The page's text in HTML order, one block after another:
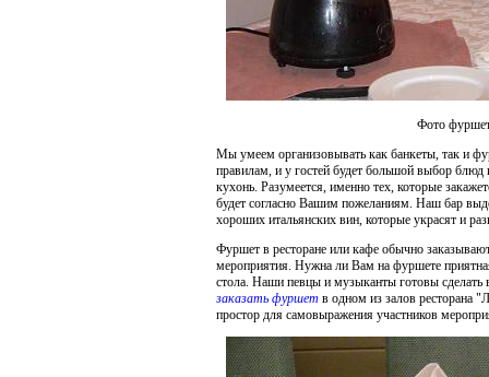
Фото
Мы умеем организовывать как банкеты, так и
правилам, и у гостей будет большой выбор блюд
кухонь. Разумеется, именно тех, которые
будет согласно Вашим пожеланиям. Наш бар
хороших итальянских вин, которые украсят и
Фуршет в ресторане или кафе обычно
мероприятия. Нужна ли Вам на фуршете
стола. Наши певцы и музыканты готовы
заказать фуршет в одном из залов ресторана
простор для самовыражения участников